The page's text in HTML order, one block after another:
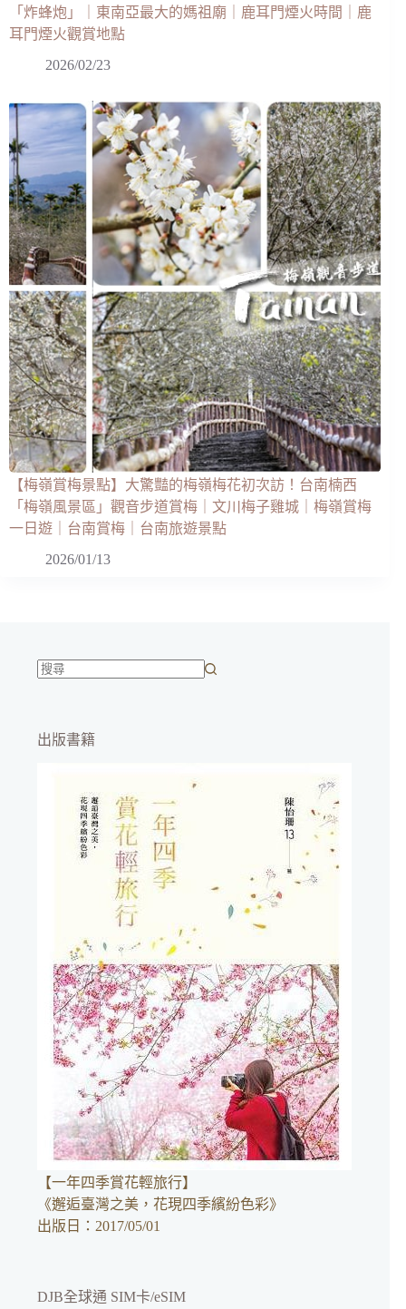
「炸蜂炮」｜東南亞最大的媽祖廟｜鹿耳門煙火時間｜鹿
耳門煙火觀賞地點
2026/02/23
【梅嶺賞梅景點】大驚豔的梅嶺梅花初次訪！台南楠西
「梅嶺風景區」觀音步道賞梅｜文川梅子雞城｜梅嶺賞梅
一日遊｜台南賞梅｜台南旅遊景點
2026/01/13
到
出版書籍
【一年四季賞花輕旅行】
《邂逅臺灣之美，花現四季繽紛色彩》
出版日：2017/05/01
DJB全球通 SIM卡/eSIM